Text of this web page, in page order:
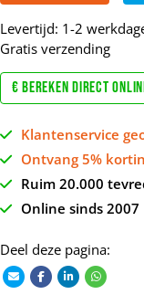
Levertijd: 1-2
Gratis verzending
€ Bereken direct
Klantenservice
Ontvang 5%
Ruim 20.000
Online sinds 2007
Deel deze pagina: